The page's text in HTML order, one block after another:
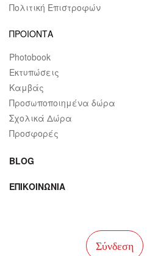
Πολιτική Επιστροφών
ΠΡΟΙΟΝΤΑ
Photobook
Εκτυπώσεις
Καμβάς
Προσωποποιημένα δώρα
Σχολικά Δώρα
Προσφορές
BLOG
ΕΠΙΚΟΙΝΩΝΙΑ
Σύνδεση